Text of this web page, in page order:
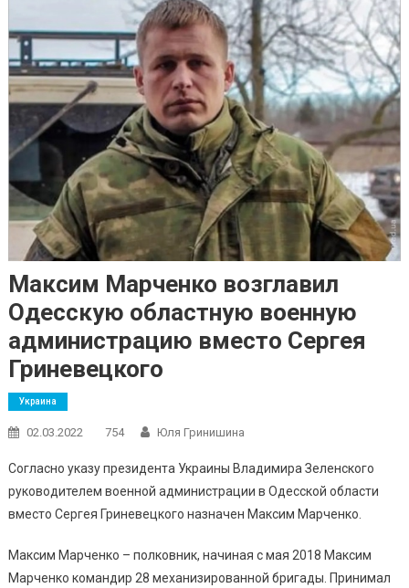
Максим Марченко возглавил
Одесскую областную военную
администрацию вместо Сергея
Гриневецкого
Украина
02.03.2022 754 Юля Гринишина
Согласно указу президента Украины Владимира Зеленского
руководителем военной администрации в Одесской области
вместо Сергея Гриневецкого назначен Максим Марченко.
Максим Марченко – полковник, начиная с мая 2018 Максим
Марченко командир 28 механизированной бригады. Принимал